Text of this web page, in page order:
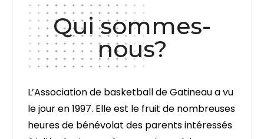
Qui sommes-
nous?
L’Association de basketball de Gatineau a vu
le jour en 1997. Elle est le fruit de nombreuses
heures de bénévolat des parents intéressés